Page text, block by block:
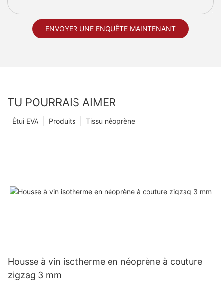
ENVOYER UNE ENQUÊTE MAINTENANT
TU POURRAIS AIMER
Tissu néoprène
Produits
Étui EVA
Housse à vin isotherme en néoprène à couture
zigzag 3 mm